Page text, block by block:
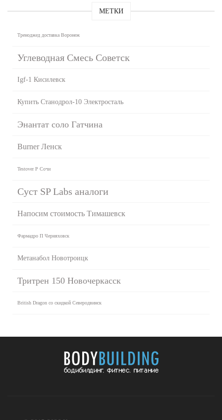
МЕТКИ
Треноджед доставка Воронеж
Углеводная Смесь Советск
Igf-1 Кисилевск
Купить Станодрол-10 Электросталь
Энантат соло Гатчина
Burner Ленск
Testover P Сочи
Суст SP Labs аналоги
Напосим стоимость Тимашевск
Фармадро П Черняховск
Метанабол Новотроицк
Тритрен 150 Новочеркасск
British Dragon со скидкой Северодвинск